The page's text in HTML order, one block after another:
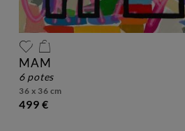
MAM
6 potes
36 x 36 cm
499 €